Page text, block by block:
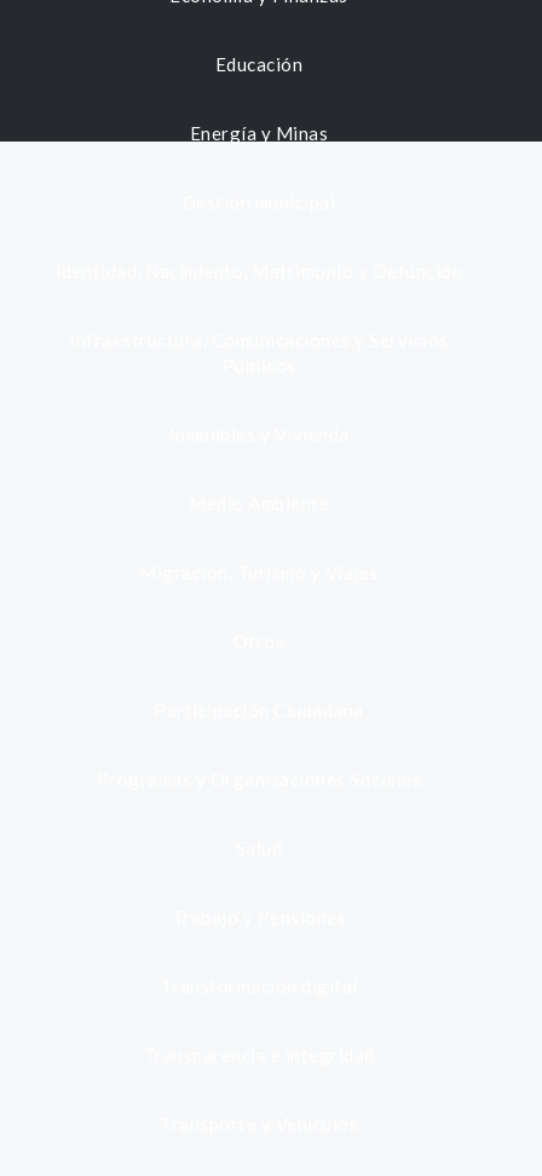
Educación
Energía y Minas